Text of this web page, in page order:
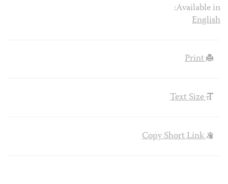
Available in:
English
Print
Text Size
Copy Short Link